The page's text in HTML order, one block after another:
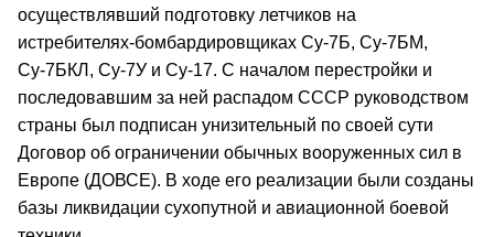
осуществлявший подготовку летчиков на
истребителях-бомбардировщиках Су-7Б, Су-7БМ,
Су-7БКЛ, Су-7У и Су-17. С началом перестройки и
последовавшим за ней распадом СССР руководством
страны был подписан унизительный по своей сути
Договор об ограничении обычных вооруженных сил в
Европе (ДОВСЕ). В ходе его реализации были созданы
базы ликвидации сухопутной и авиационной боевой